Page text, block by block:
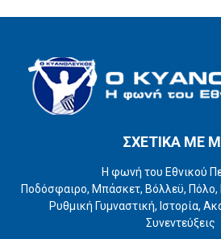
ΣΧΕΤΙΚΑ ΜΕ
Η φωνή του Εθνικού
Ποδόσφαιρο, Μπάσκετ, Βόλλεϋ, Πόλο,
Ρυθμική Γυμναστική, Ιστορία,
Συνεντεύξεις